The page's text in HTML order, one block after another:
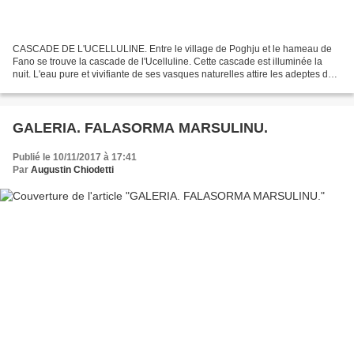
CASCADE DE L'UCELLULINE. Entre le village de Poghju et le hameau de
Fano se trouve la cascade de l'Ucelluline. Cette cascade est illuminée la
nuit. L'eau pure et vivifiante de ses vasques naturelles attire les adeptes de
GALERIA. FALASORMA MARSULINU.
Publié le 10/11/2017 à 17:41
Par Augustin Chiodetti